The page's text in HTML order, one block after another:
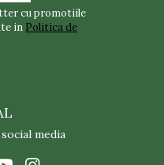
cu promotiile
in Politica de
media